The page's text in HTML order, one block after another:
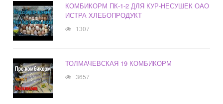
КОМБИКОРМ ПК-1-2 ДЛЯ КУР-НЕСУШЕК ОАО
ИСТРА ХЛЕБОПРОДУКТ
1307
ТОЛМАЧЕВСКАЯ 19 КОМБИКОРМ
3657